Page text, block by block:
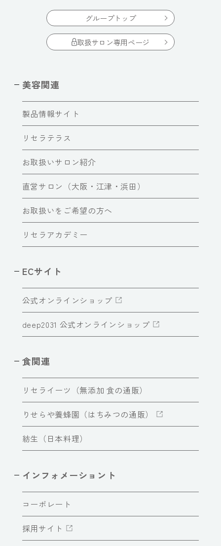
グループトップ
取扱サロン専用ページ
美容関連
製品情報サイト
リセラテラス
お取扱いサロン紹介
直営サロン（大阪・江津・浜田）
お取扱いをご希望の方へ
リセラアカデミー
ECサイト
公式オンラインショップ
deep2031 公式オンラインショップ
食関連
リセライーツ（無添加 食の通販）
りせらや養蜂園（はちみつの通販）
紡生（日本料理）
インフォメーショント
コーポレート
採用サイト